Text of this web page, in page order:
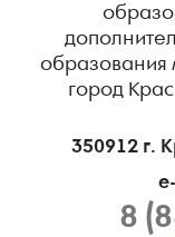
образования
город
350912 г.
8